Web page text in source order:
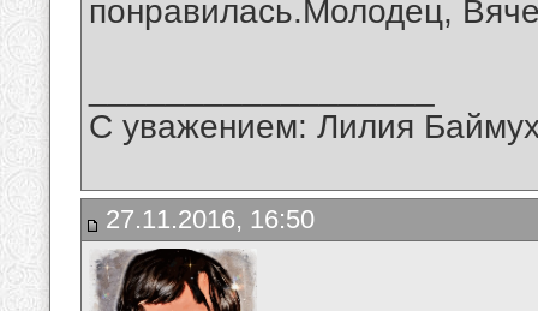
понравилась.Молодец,
С уважением: Лилия
27.11.2016, 16:50